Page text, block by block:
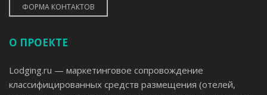
ФОРМА КОНТАКТОВ
О ПРОЕКТЕ
Lodging.ru — маркетинговое сопровождение
классифицированных средств размещения (отелей,